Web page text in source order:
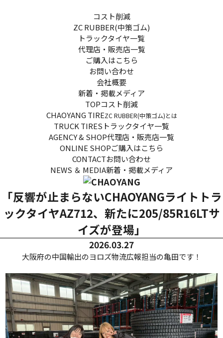
コスト削減
ZC RUBBER(中策ゴム)
トラックタイヤ一覧
代理店・販売店一覧
ご購入はこちら
お問い合わせ
会社概要
新着・掲載メディア
TOPコスト削減
CHAOYANG TIREZC RUBBER(中策ゴム)とは
TRUCK TIRES トラックタイヤ一覧
AGENCY & SHOP代理店・販売店一覧
ONLINE SHOPご購入はこちら
CONTACTお問い合わせ
NEWS ＆ MEDIA新着・掲載メディア
「反響が止まらないCHAOYANGライトトラ
ックタイヤAZ712、新たに205/85R16LTサ
イズが登場」
2026.03.27
大阪府の中国輸出のヨロズ物流広報担当の亀田です！